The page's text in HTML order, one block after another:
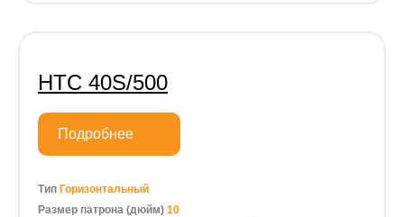
HTC 40S/500
Подробнее
Тип Горизонтальный
Размер патрона (дюйм) 10